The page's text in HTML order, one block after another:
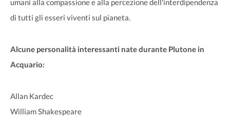
umani alla compassione e alla percezione dell'interdipendenza
di tutti gli esseri viventi sul pianeta.
Alcune personalità interessanti nate durante Plutone in
Acquario:
Allan Kardec
William Shakespeare